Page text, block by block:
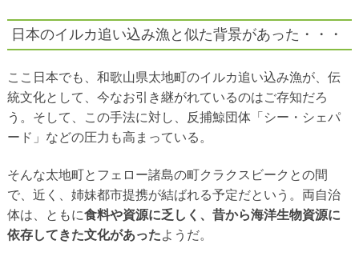
日本のイルカ追い込み漁と似た背景があった・・・
ここ日本でも、和歌山県太地町のイルカ追い込み漁が、伝
統文化として、今なお引き継がれているのはご存知だろ
う。そして、この手法に対し、反捕鯨団体「シー・シェパ
ード」などの圧力も高まっている。
そんな太地町とフェロー諸島の町クラクスビークとの間
で、近く、姉妹都市提携が結ばれる予定だという。両自治
体は、ともに食料や資源に乏しく、昔から海洋生物資源に
依存してきた文化があったようだ。